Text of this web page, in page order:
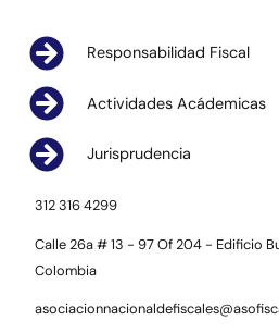
Responsabilidad Fiscal
Actividades Acádemicas
Jurisprudencia
312 316 4299
Calle 26a # 13 - 97 Of 204 - Edificio
Colombia